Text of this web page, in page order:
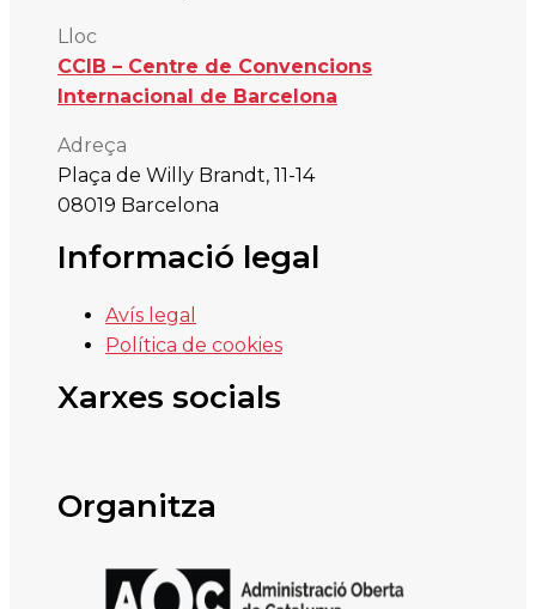
Lloc
CCIB – Centre de Convencions
Internacional de Barcelona
Adreça
Plaça de Willy Brandt, 11-14
08019 Barcelona
Informació legal
Avís legal
Política de cookies
Xarxes socials
Organitza